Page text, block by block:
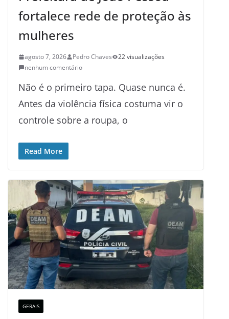
fortalece rede de proteção às
mulheres
agosto 7, 2026 Pedro Chaves
22 visualizações
nenhum comentário
Não é o primeiro tapa. Quase nunca é.
Antes da violência física costuma vir o
controle sobre a roupa, o
Read More
GERAIS